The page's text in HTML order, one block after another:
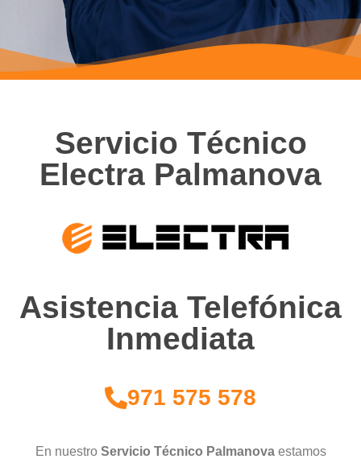
Servicio Técnico
Electra Palmanova
Asistencia Telefónica
Inmediata
971 575 578
En nuestro Servicio Técnico Palmanova estamos